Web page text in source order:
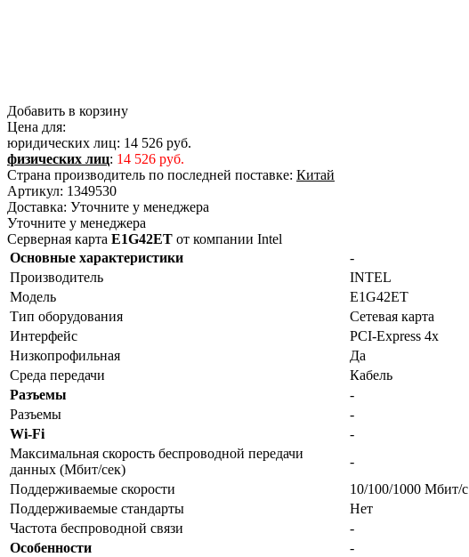
Добавить в корзину
Цена для:
юридических лиц: 14 526 руб.
физических лиц: 14 526 руб.
Страна производитель по последней поставке: Китай
Артикул: 1349530
Доставка: Уточните у менеджера
Уточните у менеджера
Серверная карта E1G42ET от компании Intel
Основные характеристики
-
Производитель
INTEL
Модель
E1G42ET
Тип оборудования
Сетевая карта
Интерфейс
PCI-Express 4x
Низкопрофильная
Да
Среда передачи
Кабель
Разъемы
-
Разъемы
-
Wi-Fi
-
Максимальная скорость беспроводной передачи
данных (Мбит/сек)
-
Поддерживаемые скорости
10/100/1000 Мбит/с
Поддерживаемые стандарты
Нет
Частота беспроводной связи
-
Особенности
-